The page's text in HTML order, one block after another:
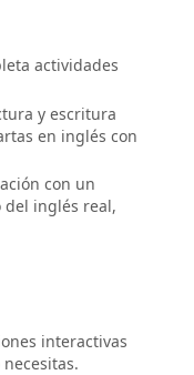
actividades
y escritura
en inglés con
con un
del inglés real,
interactivas